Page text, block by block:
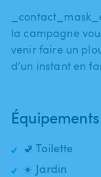
la campagne
venir faire un
d’un instant en
Équipements
🚽 Toilette
☀️ Jardin